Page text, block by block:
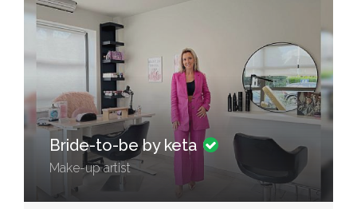
Bride-to-be by keta
Make-up artist